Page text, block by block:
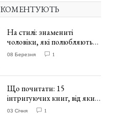
КОМЕНТУЮТЬ
На стилі: знамениті
чоловіки, які полюбляють
одягати сукні. ФОТО
08 Березня 1
Що почитати: 15
інтригуючих книг, від яких
важко відірватись. ФОТО
03 Січня 1